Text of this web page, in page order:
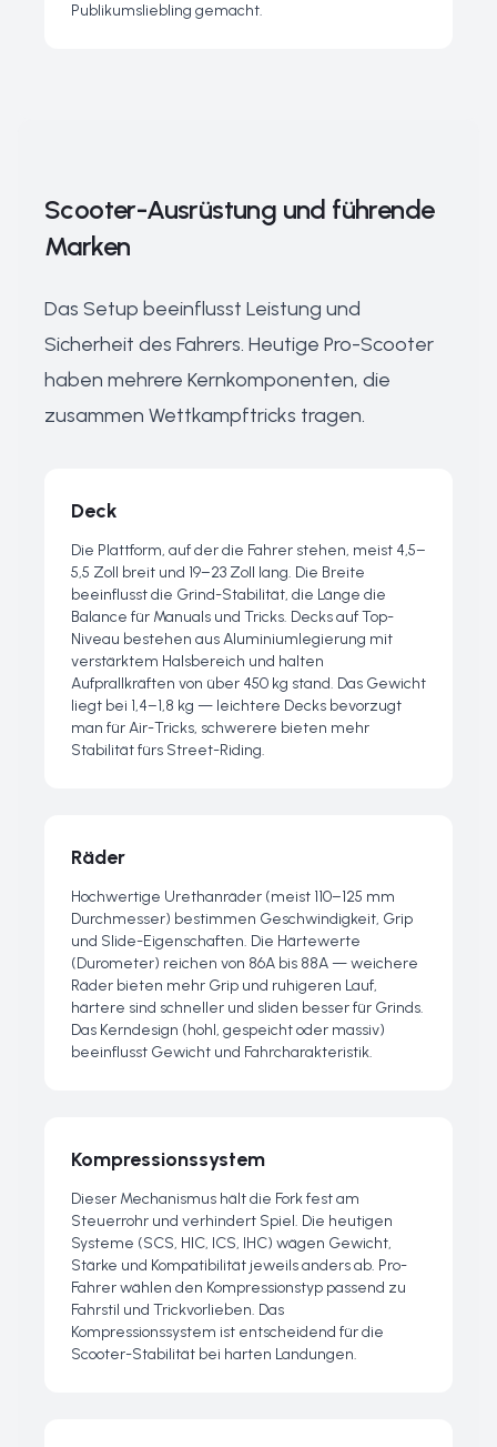
Publikumsliebling gemacht.
Scooter-Ausrüstung und führende
Marken
Das Setup beeinflusst Leistung und
Sicherheit des Fahrers. Heutige Pro-Scooter
haben mehrere Kernkomponenten, die
zusammen Wettkampftricks tragen.
Deck
Die Plattform, auf der die Fahrer stehen, meist 4,5–
5,5 Zoll breit und 19–23 Zoll lang. Die Breite
beeinflusst die Grind-Stabilität, die Länge die
Balance für Manuals und Tricks. Decks auf Top-
Niveau bestehen aus Aluminiumlegierung mit
verstärktem Halsbereich und halten
Aufprallkräften von über 450 kg stand. Das Gewicht
liegt bei 1,4–1,8 kg — leichtere Decks bevorzugt
man für Air-Tricks, schwerere bieten mehr
Stabilität fürs Street-Riding.
Räder
Hochwertige Urethanräder (meist 110–125 mm
Durchmesser) bestimmen Geschwindigkeit, Grip
und Slide-Eigenschaften. Die Härtewerte
(Durometer) reichen von 86A bis 88A — weichere
Räder bieten mehr Grip und ruhigeren Lauf,
härtere sind schneller und sliden besser für Grinds.
Das Kerndesign (hohl, gespeicht oder massiv)
beeinflusst Gewicht und Fahrcharakteristik.
Kompressionssystem
Dieser Mechanismus hält die Fork fest am
Steuerrohr und verhindert Spiel. Die heutigen
Systeme (SCS, HIC, ICS, IHC) wägen Gewicht,
Stärke und Kompatibilität jeweils anders ab. Pro-
Fahrer wählen den Kompressionstyp passend zu
Fahrstil und Trickvorlieben. Das
Kompressionssystem ist entscheidend für die
Scooter-Stabilität bei harten Landungen.